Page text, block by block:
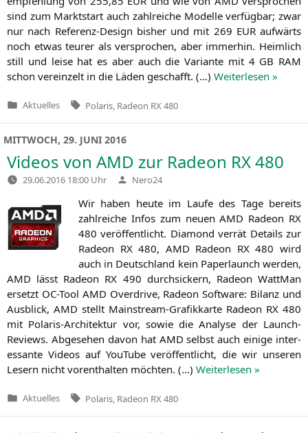
sind zum Markt­start auch zahl­rei­che Model­le ver­füg­bar; zwar
nur nach Refe­renz-Design bis­her und mit 269 EURauf­wärts
noch etwas teu­rer als ver­spro­chen, aber immer­hin. Heim­lich
still und lei­se hat es aber auch die Vari­an­te mit 4 GB RAM
schon ver­ein­zelt in die Läden geschafft. (…) Wei­ter­le­sen »
Veröffentlicht
Aktuelles Tags:
Polaris Radeon RX 480
MITTWOCH, 29. JUNI 2016
Videos von AMD zur Radeon RX480
29.06.2016 18:00 Uhr Verfasst
von
Nero24
Wir haben heu­te im Lau­fe des Tage bereits
zahl­rei­che Infos zum neu­enAMD Rade­on RX
480 ver­öf­fent­licht. Dia­mond ver­rät Details zur
Rade­on RX480, AMD Rade­on RX480 wird
auch in Deutsch­land kein Paper­launch wer­den,
AMD lässt Rade­on RX 490 durch­si­ckern, Rade­on Watt­Man
ersetzt OC-Tool AMD Over­dri­ve, Rade­on Soft­ware: Bilanz und
Aus­blick, AMD stellt Main­stream-Gra­fik­kar­te Rade­on RX 480
mit Pola­ris-Archi­tek­tur vor, sowie die Ana­ly­se der Launch-
Reviews. Abge­se­hen davon hat AMD selbst auch eini­ge inter­
es­san­te Vide­os auf You­Tube ver­öf­fent­licht, die wir unse­ren
Lesern nicht vor­ent­hal­ten möch­ten. (…) Wei­ter­le­sen »
Veröffentlicht
Aktuelles Tags:
Polaris Radeon RX 480